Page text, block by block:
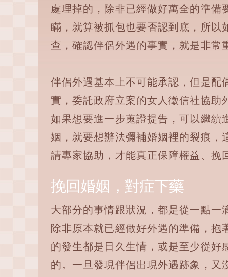
處理掉的，除非已經做好萬全的準
瞞，就算被抓包也要否認到底，所以
查，確認伴侶外遇的事實，就是非常
伴侶外遇基本上不可能承認，但是配
實，委託政府立案的女人徵信社協助
如果想要進一步蒐證提告，可以繼續
姻，就要想辦法彌補婚姻裡的裂痕，
請專家協助，才能真正保障權益、挽
挽回婚姻，對症下藥
大部分的事情跟狀況，都是從一點
除非原本就已經做好外遇的準備，
的發生都是日久生情，或是至少從好
的。一旦發現伴侶出現外遇跡象，